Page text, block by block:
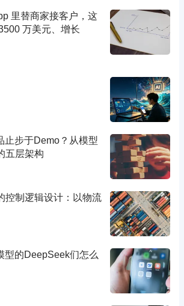
里替商家接客户，这
万美元、增长
止步于Demo？从模型
五层架构
控制逻辑设计：以物流
型的DeepSeek们怎么